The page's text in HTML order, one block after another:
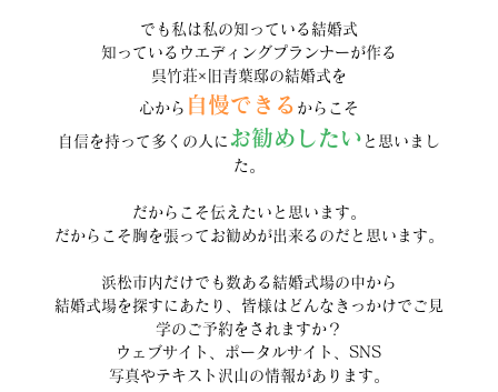
でも私は私の知っている結婚式
知っているウエディングプランナーが作る
呉竹荘×旧青葉邸の結婚式を
心から 自慢できる からこそ
自信を持って多くの人に お勧めしたい と思いまし
た。
だからこそ伝えたいと思います。
だからこそ胸を張ってお勧めが出来るのだと思います。
浜松市内だけでも数ある結婚式場の中から
結婚式場を探すにあたり、皆様はどんなきっかけでご見
学のご予約をされますか？
ウェブサイト、ポータルサイト、SNS
写真やテキスト沢山の情報があります。